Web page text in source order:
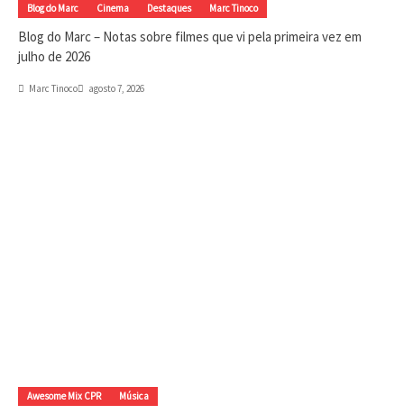
Blog do Marc Cinema Destaques Marc Tinoco
Blog do Marc – Notas sobre filmes que vi pela primeira vez em
julho de 2026
Marc Tinoco agosto 7, 2026
Awesome Mix CPR Música